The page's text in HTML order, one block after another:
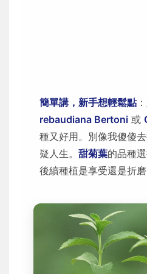
簡單講，新手想輕鬆點
rebaudiana Bertoni 或
種又好用。別像我傻傻
疑人生。 甜菊葉的品種
後續種植是享受還是折磨